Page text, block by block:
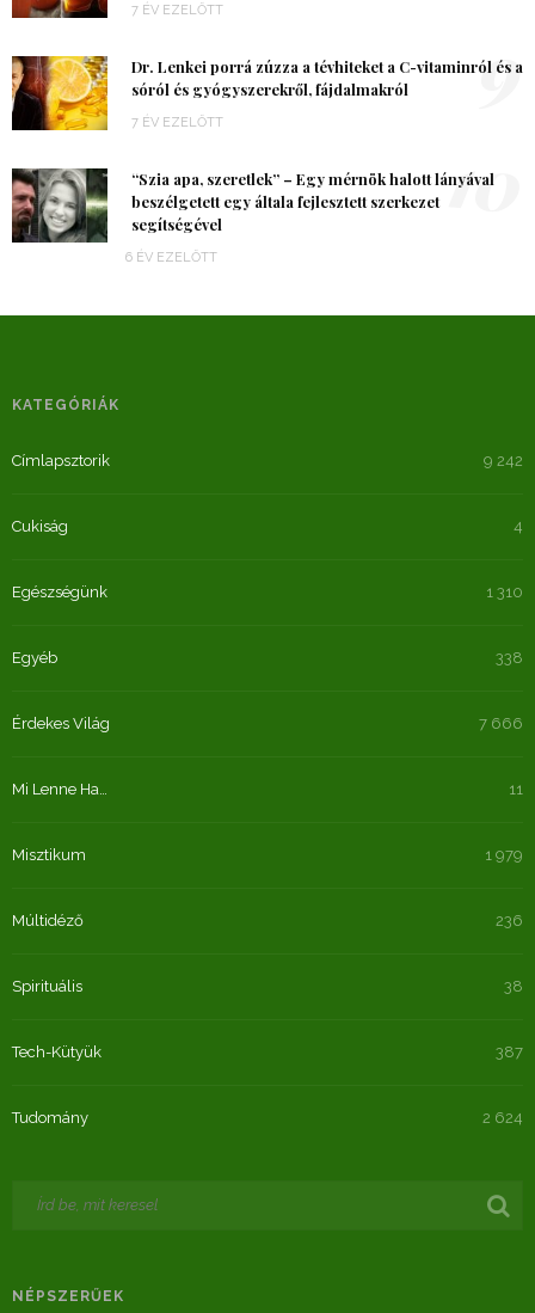
7 ÉV EZELŐTT
Dr. Lenkei porrá zúzza a tévhiteket a C-vitaminról és a
sóról és gyógyszerekről, fájdalmakról
7 ÉV EZELŐTT
9
“Szia apa, szeretlek” – Egy mérnök halott lányával
beszélgetett egy általa fejlesztett szerkezet
segítségével
6 ÉV EZELŐTT
10
KATEGÓRIÁK
Címlapsztorik 9 242
Cukiság 4
Egészségünk 1 310
Egyéb 338
Érdekes Világ 7 666
Mi Lenne Ha… 11
Misztikum 1 979
Múltidéző 236
Spirituális 38
Tech-Kütyük 387
Tudomány 2 624
NÉPSZERŰEK